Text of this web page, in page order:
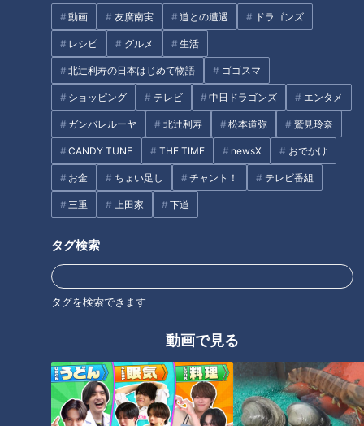
動画 友廣南実 道との遭遇 ドラゴンズ
レシピ グルメ 生活
北辻利寿の日本はじめて物語 ゴゴスマ
ショッピング テレビ 中日ドラゴンズ エンタメ
ガンバレルーヤ 北辻利寿 松本道弥 鷲見玲奈
CANDY TUNE THE TIME newsX おでかけ
お金 ちょい足し チャント！ テレビ番組
三重 上田家 下道
タグ検索
タグを検索できます
動画で見る
CBCテレビ『地名しりとり』
前回、群馬県の渋川市水沢で、しりとりをしたながつ。次の目
的地は栃木県の若松町です。しりとり相手・ミキコさんが経営
する佐野ラーメンのお店に向かいます。
佐野ラーメンは、栃木県佐野市のご当地ラーメン。ミキコさん
のお店の佐野ラーメンは、レモンが入っていてさっぱり食べら
れることから、女性にも大人気なのだとか。駅近くに移転を決
めたため、この時はまだ工事中。お別れして、本題のしりとり
こちらの住所は、佐野市若松（わかまつ）町と判明。「つ」で
しりとりです！ながつの作戦は「自転車に乗っている女性」。
「東海出身で上京した人は、東京では車の免許を取らない。免